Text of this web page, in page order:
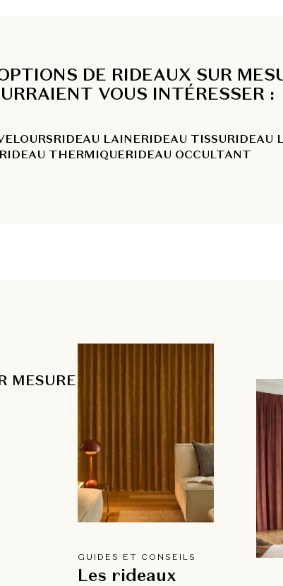
DE RIDEAUX SUR
VOUS INTÉRESSER :
RIDEAU LAINERIDEAU TISSURIDEAU
RIDEAU THERMIQUERIDEAU OCCULTANT
MESURE
GUIDES ET CONSEILS
Les rideaux